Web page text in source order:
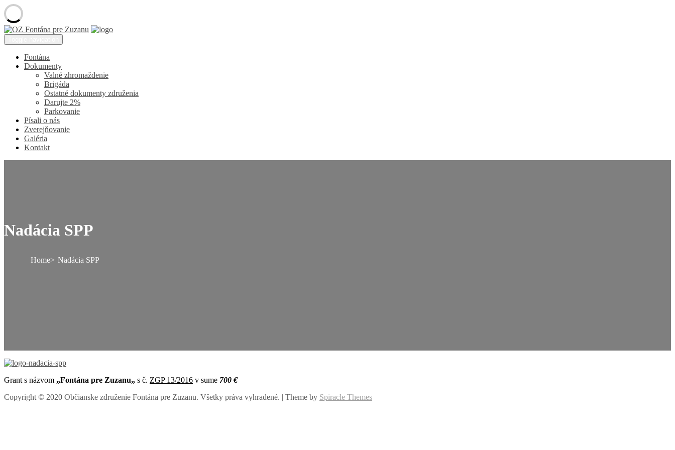
Skip
to
content
OZ
Fontána
Zuzanu
Fontána
Dokumenty
Valné zhromaždenie
Brigáda
Ostatné dokumenty združenia
Darujte 2%
Parkovanie
Písali o nás
Zverejňovanie
Galéria
Kontakt
Nadácia SPP
Home Nadácia SPP
Grant s názvom „Fontána pre Zuzanu„ s č. ZGP 13/2016 v sume 700 €
Copyright © 2020 Občianske združenie Fontána pre Zuzanu. Všetky práva vyhradené. | Theme by Spiracle Themes